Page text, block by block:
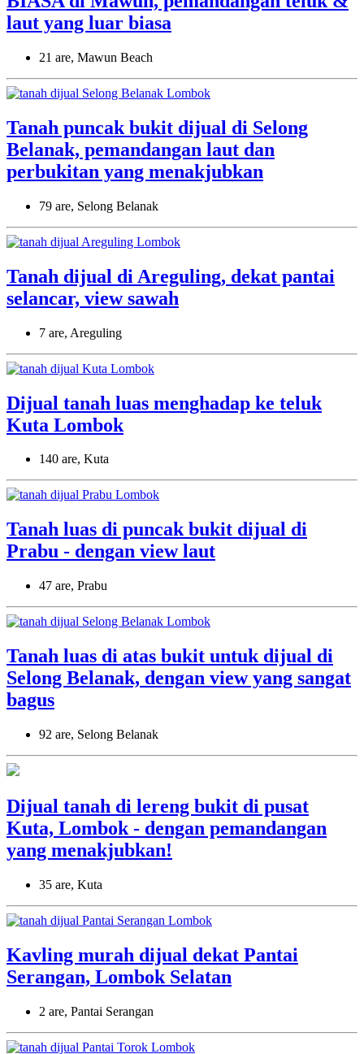
laut yang luar biasa
21 are, Mawun Beach
Tanah puncak bukit dijual di Selong
Belanak, pemandangan laut dan
perbukitan yang menakjubkan
79 are, Selong Belanak
Tanah dijual di Areguling, dekat pantai
selancar, view sawah
7 are, Areguling
Dijual tanah luas menghadap ke teluk
Kuta Lombok
140 are, Kuta
Tanah luas di puncak bukit dijual di
Prabu - dengan view laut
47 are, Prabu
Tanah luas di atas bukit untuk dijual di
Selong Belanak, dengan view yang sangat
bagus
92 are, Selong Belanak
Dijual tanah di lereng bukit di pusat
Kuta, Lombok - dengan pemandangan
yang menakjubkan!
35 are, Kuta
Kavling murah dijual dekat Pantai
Serangan, Lombok Selatan
2 are, Pantai Serangan